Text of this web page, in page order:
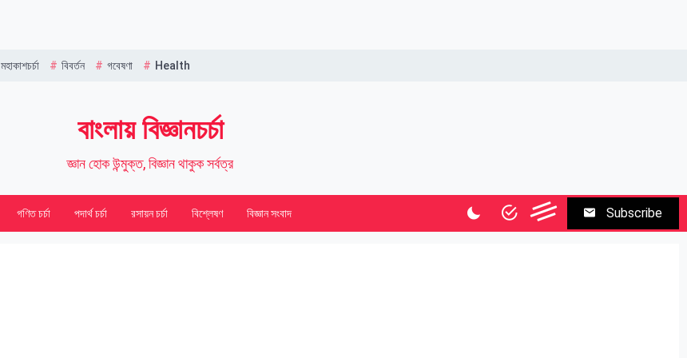
মহাকাশচর্চা বিবর্তন গবেষণা Health
বাংলায় বিজ্ঞানচর্চা
জ্ঞান হোক উন্মুক্ত, বিজ্ঞান থাকুক সর্বত্র
গণিত চর্চা পদার্থ চর্চা রসায়ন চর্চা বিশ্লেষণ বিজ্ঞান সংবাদ Subscribe